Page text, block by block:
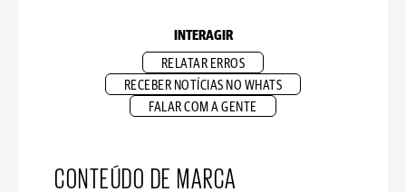
INTERAGIR
RELATAR ERROS
RECEBER NOTÍCIAS NO WHATS
FALAR COM A GENTE
CONTEÚDO DE MARCA